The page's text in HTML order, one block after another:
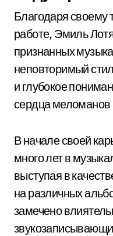
Благодаря своему
работе, Эмиль
признанных
неповторимый
и глубокое
сердца меломанов
В начале своей
много лет в
выступая в
на различных
замечено